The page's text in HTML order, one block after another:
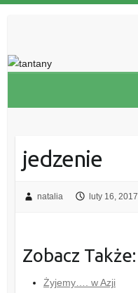
jedzenie
natalia luty 16, 2017
Zobacz Także:
Żyjemy…. w Azji